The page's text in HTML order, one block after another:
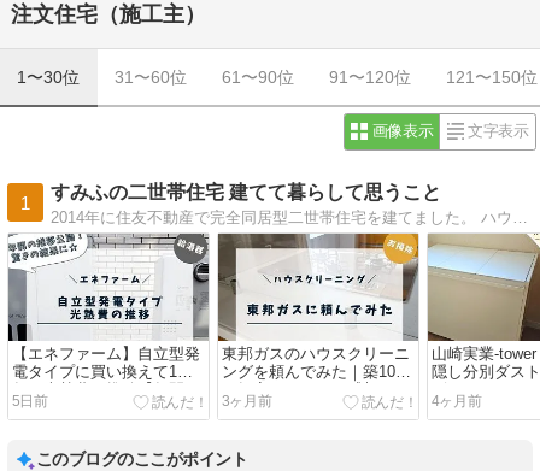
注文住宅（施工主）
1〜30位 31〜60位 61〜90位 91〜120位 121〜150位
画像表示 文字表示
1
すみふの二世帯住宅 建てて暮らして思うこと
【エネファーム】自立型発
電タイプに買い換えて1
年！光熱費の推移【年間
86,225円お得に】
5日前
東邦ガスのハウスクリーニ
ングを頼んでみた｜築10年
一軒家のリアルな感想
3ヶ月前
山崎実業-
隠し分別ダス
ビュー｜ルー
て選んだ理由
4ヶ月前
このブログのここがポイント